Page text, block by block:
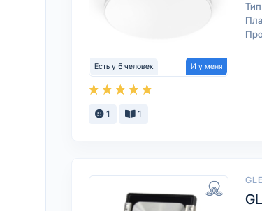
Есть у 5 человек И у меня
1 1